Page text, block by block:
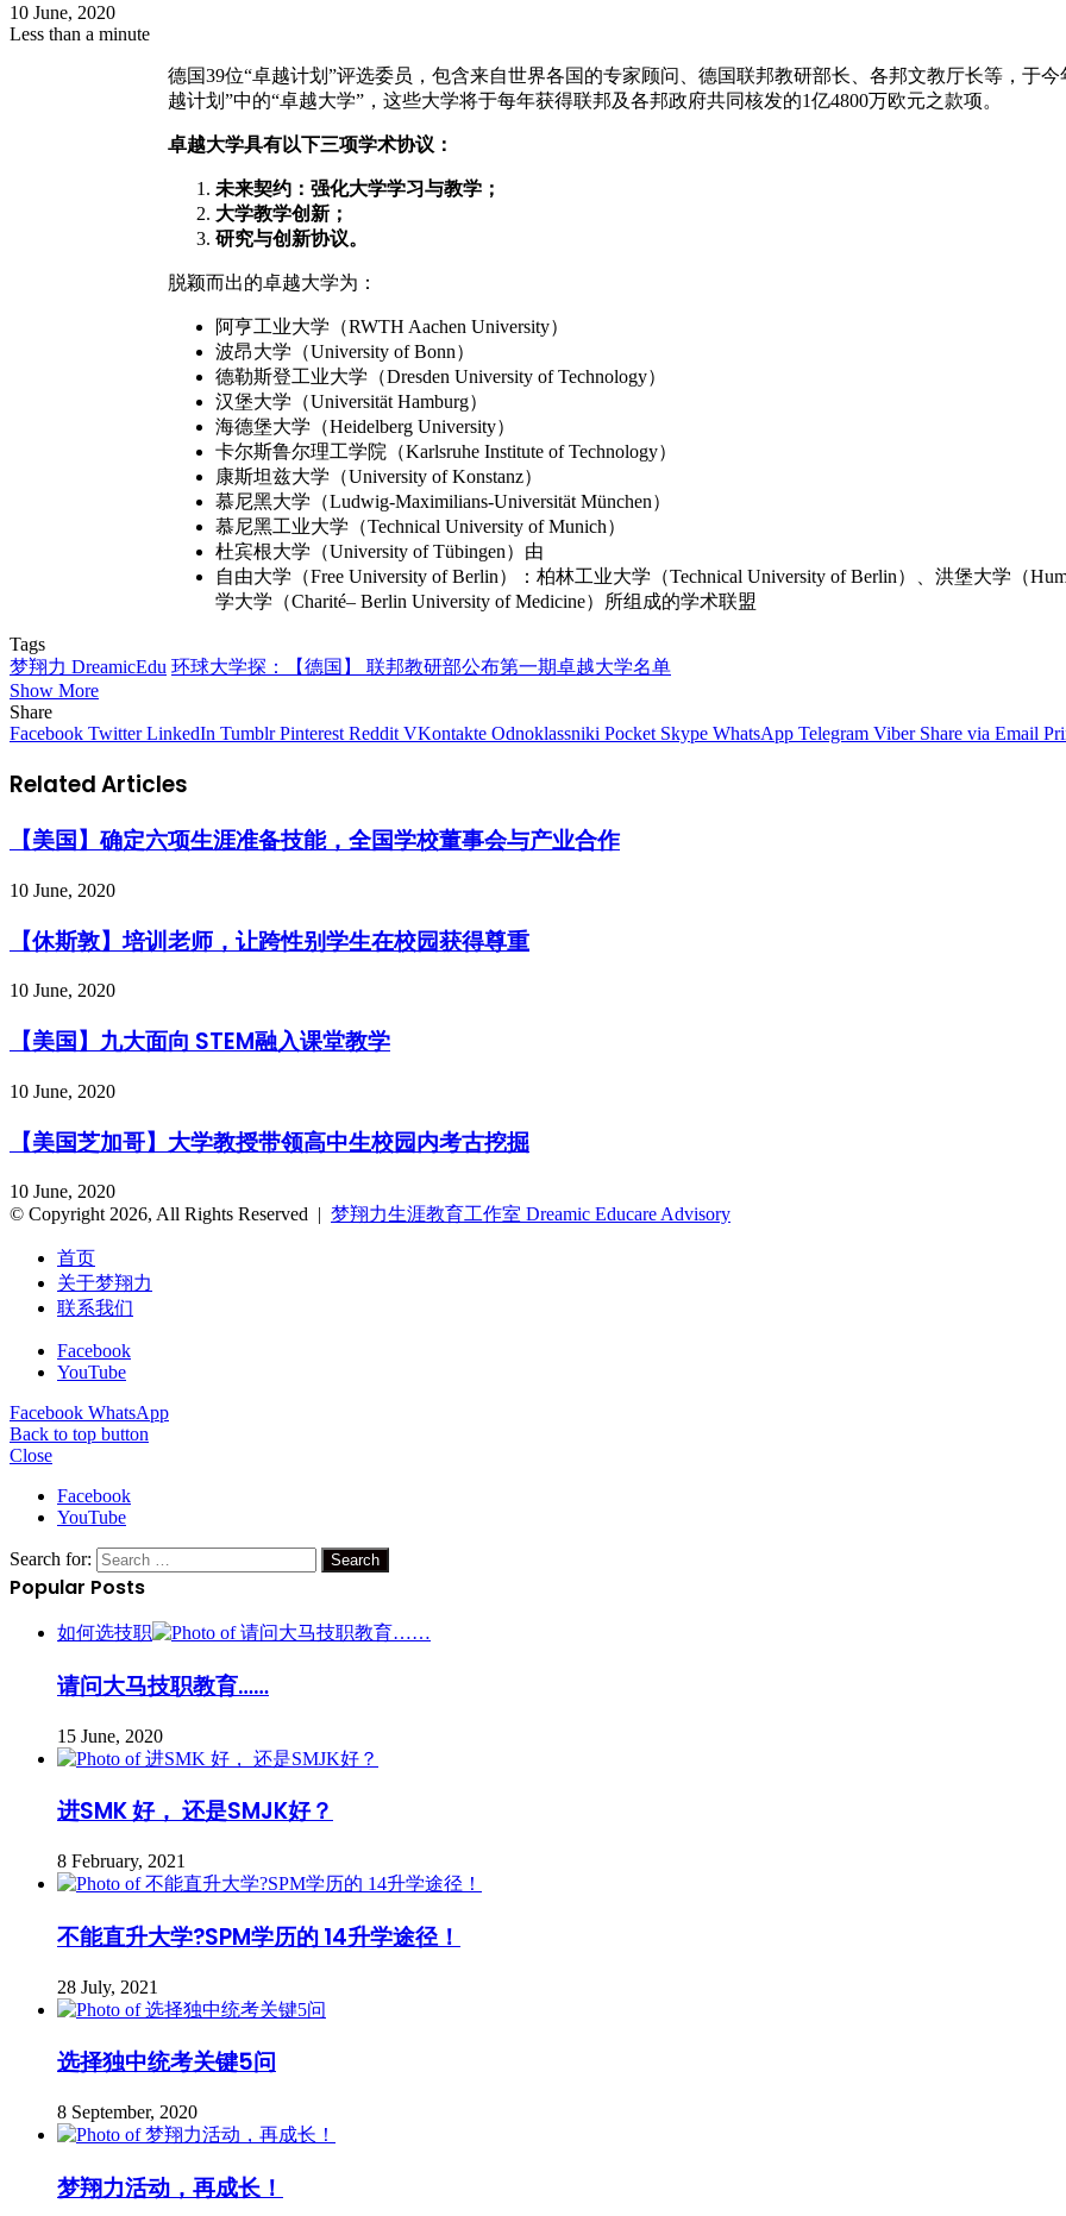
10 June, 2020
Less than a minute
德国39位“卓越计划”评选委员，包含来自世界各国的专家顾问、德国联邦教研部长、各邦文教厅长等，于
越计划”中的“卓越大学”，这些大学将于每年获得联邦及各邦政府共同核发的1亿4800万欧元之款项。
卓越大学具有以下三项学术协议：
未来契约：强化大学学习与教学；
大学教学创新；
研究与创新协议。
脱颖而出的卓越大学为：
阿亨工业大学（RWTH Aachen University）
波昂大学（University of Bonn）
德勒斯登工业大学（Dresden University of Technology）
汉堡大学（Universität Hamburg）
海德堡大学（Heidelberg University）
卡尔斯鲁尔理工学院（Karlsruhe Institute of Technology）
康斯坦兹大学（University of Konstanz）
慕尼黑大学（Ludwig-Maximilians-Universität München）
慕尼黑工业大学（Technical University of Munich）
杜宾根大学（University of Tübingen）由
自由大学（Free University of Berlin）：柏林工业大学（Technical University of Berlin）、洪堡大学（
学大学（Charité– Berlin University of Medicine）所组成的学术联盟
Tags
梦翔力 DreamicEdu 环球大学探：【德国】 联邦教研部公布第一期卓越大学名单
Show More
Share
Facebook Twitter LinkedIn Tumblr Pinterest Reddit VKontakte Odnoklassniki Pocket Skype WhatsApp Telegram Viber Share via Email
Related Articles
【美国】确定六项生涯准备技能，全国学校董事会与产业合作
10 June, 2020
【休斯敦】培训老师，让跨性别学生在校园获得尊重
10 June, 2020
【美国】九大面向 STEM融入课堂教学
10 June, 2020
【美国芝加哥】大学教授带领高中生校园内考古挖掘
10 June, 2020
© Copyright 2026, All Rights Reserved | 梦翔力生涯教育工作室 Dreamic Educare Advisory
首页
关于梦翔力
联系我们
Facebook
YouTube
Facebook WhatsApp
Back to top button
Close
Facebook
YouTube
Search for:
Popular Posts
如何选技职
请问大马技职教育……
15 June, 2020
进SMK 好， 还是SMJK好？
8 February, 2021
不能直升大学?SPM学历的 14升学途径！
28 July, 2021
选择独中统考关键5问
8 September, 2020
梦翔力活动，再成长！